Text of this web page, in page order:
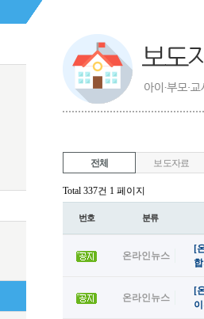
보도자료 목록
전체 보도자료
Total 337건 1 페이지
번호 분류
온라인뉴스
[
온라인뉴스
[